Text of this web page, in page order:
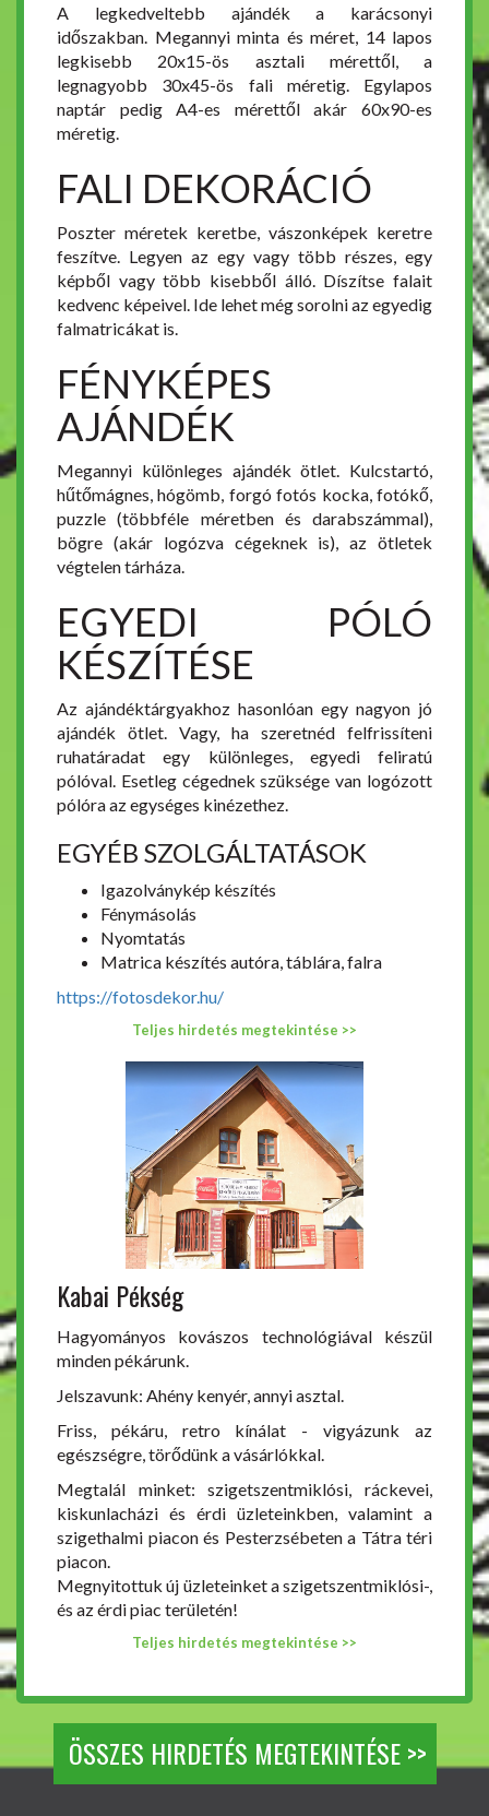
A legkedveltebb ajándék a karácsonyi
időszakban. Megannyi minta és méret, 14 lapos
legkisebb 20x15-ös asztali mérettől, a
legnagyobb 30x45-ös fali méretig. Egylapos
naptár pedig A4-es mérettől akár 60x90-es
méretig.
FALI DEKORÁCIÓ
Poszter méretek keretbe, vászonképek keretre
feszítve. Legyen az egy vagy több részes, egy
képből vagy több kisebből álló. Díszítse falait
kedvenc képeivel. Ide lehet még sorolni az egyedig
falmatricákat is.
FÉNYKÉPES
AJÁNDÉK
Megannyi különleges ajándék ötlet. Kulcstartó,
hűtőmágnes, hógömb, forgó fotós kocka, fotókő,
puzzle (többféle méretben és darabszámmal),
bögre (akár logózva cégeknek is), az ötletek
végtelen tárháza.
EGYEDI PÓLÓ
KÉSZÍTÉSE
Az ajándéktárgyakhoz hasonlóan egy nagyon jó
ajándék ötlet. Vagy, ha szeretnéd felfrissíteni
ruhatáradat egy különleges, egyedi feliratú
pólóval. Esetleg cégednek szüksége van logózott
pólóra az egységes kinézethez.
EGYÉB SZOLGÁLTATÁSOK
Igazolványkép készítés
Fénymásolás
Nyomtatás
Matrica készítés autóra, táblára, falra
https://fotosdekor.hu/
Teljes hirdetés megtekintése >>
Kabai Pékség
Hagyományos kovászos technológiával készül
minden pékárunk.
Jelszavunk: Ahény kenyér, annyi asztal.
Friss, pékáru, retro kínálat - vigyázunk az
egészségre, törődünk a vásárlókkal.
Megtalál minket: szigetszentmiklósi, ráckevei,
kiskunlacházi és érdi üzleteinkben, valamint a
szigethalmi piacon és Pesterzsébeten a Tátra téri
piacon.
Megnyitottuk új üzleteinket a szigetszentmiklósi-,
és az érdi piac területén!
Teljes hirdetés megtekintése >>
ÖSSZES HIRDETÉS MEGTEKINTÉSE >>